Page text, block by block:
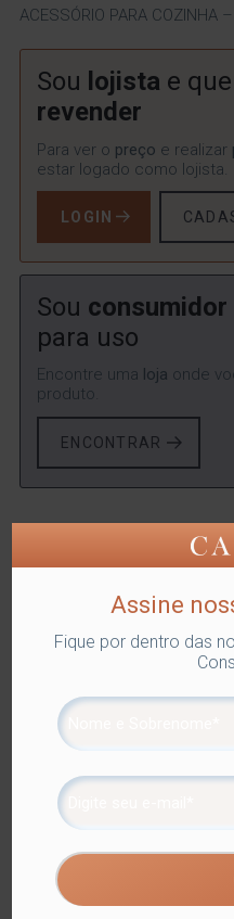
ACESSÓRIO PARA COZINHA –
Sou lojista e
revender
Para ver o preço e realizar
estar logado como lojista.
LOGIN
Sou consumidor
para uso
Encontre uma loja onde
produto.
ENCONTRAR
Utilidades
Descrição
Com o Suporte para Rolo
organizada e bonita. Com
de papel, você não precisa
utilizá-lo.
Além do tradicional
onde são aplicadas até 4
produtos são revestidos
Assine
Fique por dentro das